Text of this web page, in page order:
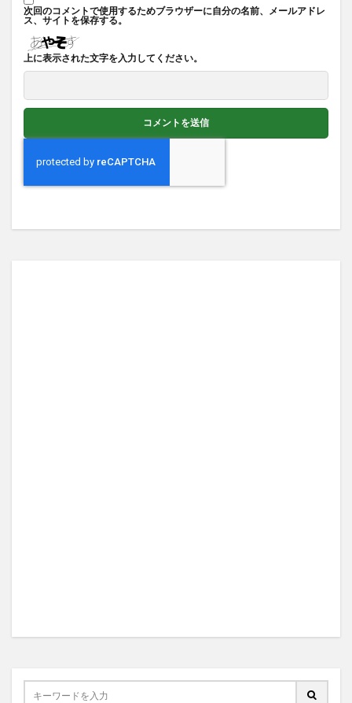
次回のコメントで使用するためブラウザーに自分の名前、メールアドレ
ス、サイトを保存する。
上に表示された文字を入力してください。